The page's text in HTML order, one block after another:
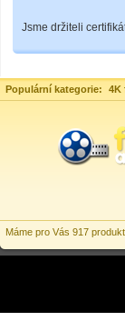
Jsme držiteli
Populární kategorie: 4K
Máme pro Vás 917